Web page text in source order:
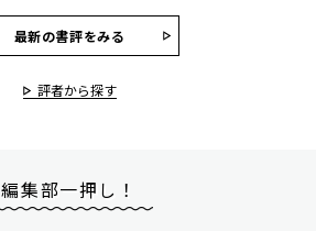
最新の書評をみる
評者から探す
編集部一押し！